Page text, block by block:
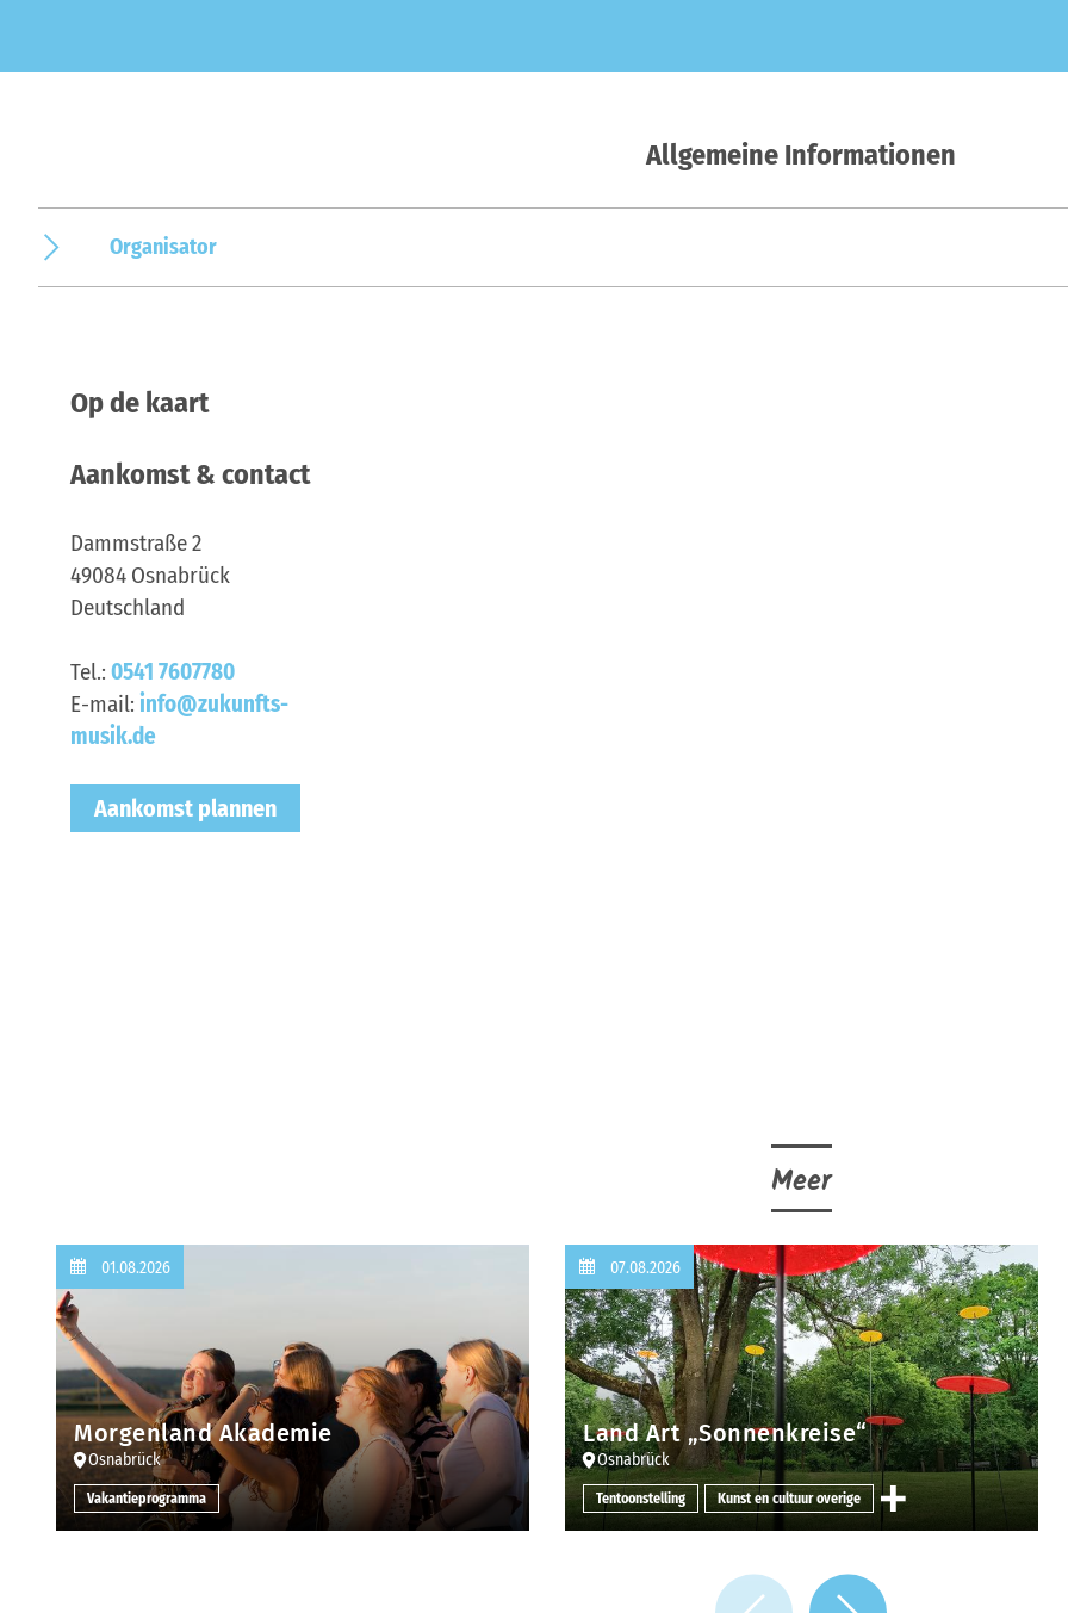
Allgemeine Informationen
Organisator
Op de kaart
Aankomst & contact
Dammstraße 2
49084 Osnabrück
Deutschland
Tel.: 0541 7607780
E-mail: info@zukunfts-
musik.de
Aankomst plannen
Meer
01.08.2026
Morgenland Akademie
Osnabrück
Vakantieprogramma
07.08.2026
Land Art „Sonnenkreise“
Osnabrück
Tentoonstelling Kunst en cultuur overige